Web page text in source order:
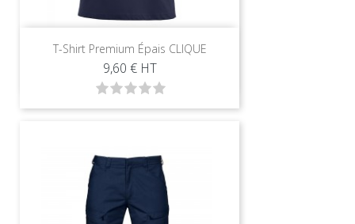
T-Shirt Premium Épais CLIQUE
Prix
9,60 € HT